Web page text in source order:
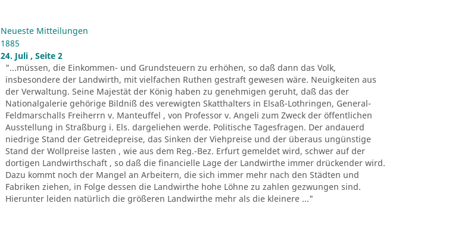
Neueste Mitteilungen
1885
24. Juli , Seite 2
"...müssen, die Einkommen- und Grundsteuern zu erhöhen, so daß dann das Volk,
insbesondere der Landwirth, mit vielfachen Ruthen gestraft gewesen wäre. Neuigkeiten aus
der Verwaltung. Seine Majestät der König haben zu genehmigen geruht, daß das der
Nationalgalerie gehörige Bildniß des verewigten Skatthalters in Elsaß-Lothringen, General-
Feldmarschalls Freiherrn v. Manteuffel , von Professor v. Angeli zum Zweck der öffentlichen
Ausstellung in Straßburg i. Els. dargeliehen werde. Politische Tagesfragen. Der andauerd
niedrige Stand der Getreidepreise, das Sinken der Viehpreise und der überaus ungünstige
Stand der Wollpreise lasten , wie aus dem Reg.-Bez. Erfurt gemeldet wird, schwer auf der
dortigen Landwirthschaft , so daß die financielle Lage der Landwirthe immer drückender wird.
Dazu kommt noch der Mangel an Arbeitern, die sich immer mehr nach den Städten und
Fabriken ziehen, in Folge dessen die Landwirthe hohe Löhne zu zahlen gezwungen sind.
Hierunter leiden natürlich die größeren Landwirthe mehr als die kleinere ..."